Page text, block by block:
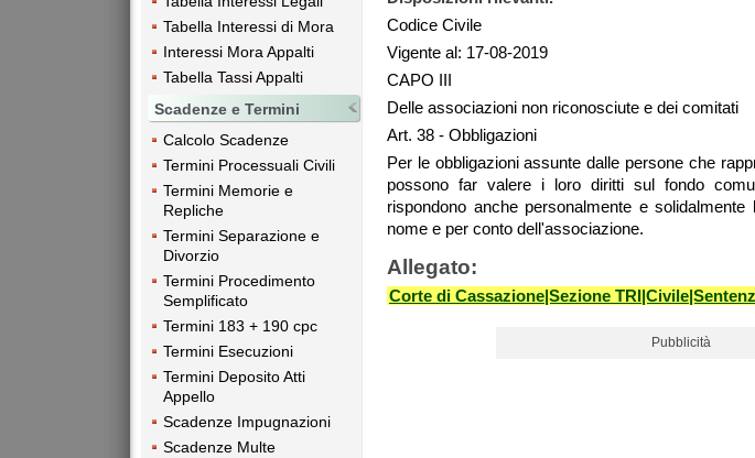
Tabella Interessi di Mora
Interessi Mora Appalti
Tabella Tassi Appalti
Scadenze e Termini
Calcolo Scadenze
Termini Processuali Civili
Termini Memorie e
Repliche
Termini Separazione e
Divorzio
Termini Procedimento
Semplificato
Termini 183 + 190 cpc
Termini Esecuzioni
Termini Deposito Atti
Appello
Scadenze Impugnazioni
Scadenze Multe
Codice Civile
Vigente al: 17-08-2019
CAPO III
Delle associazioni non riconosciute e dei comitati
Art. 38 - Obbligazioni
Per le obbligazioni assunte dalle persone che
possono far valere i loro diritti sul fondo
rispondono anche personalmente e
nome e per conto dell'associazione.
Allegato:
Corte di Cassazione|Sezione
Pubblicità